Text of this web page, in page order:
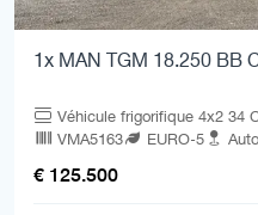
1x MAN TGM 18.250 BB
Véhicule frigorifique 4x2 34
VMA5163
EURO-5
€ 125.500